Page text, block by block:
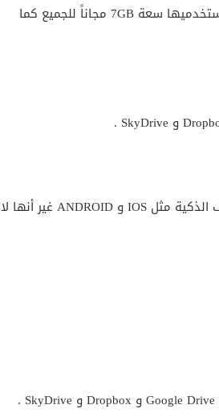
سكاي درايڤ خدمة التخزين السحابي المقدمة من ميكروسوفت تقدم لجميع مستخدميها سعة 7GB مجاناً للجميع كما
جوجل درايڤ دعمت كل من أنظمة Windows و Macintosh وأشهر أنظمة الهواتف الذكية مثل IOS و ANDROID غير أنها لا